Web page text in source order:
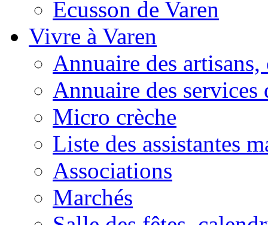
Ecusson de Varen
Vivre à Varen
Annuaire des
Annuaire des services
Micro crèche
Liste des assistantes
Associations
Marchés